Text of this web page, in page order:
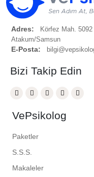
Adres:
Körfez Mah.
Atakum/Samsun
E-Posta:
Bizi Takip Edin
VePsikolog
Paketler
S.S.S.
Makaleler